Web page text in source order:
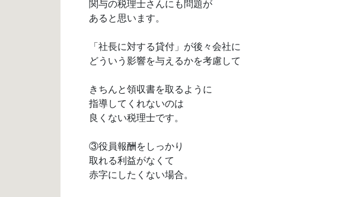
関与の税理士さんにも問題が
あると思います。
「社長に対する貸付」が後々会社に
どういう影響を与えるかを考慮して
きちんと領収書を取るように
指導してくれないのは
良くない税理士です。
③役員報酬をしっかり
取れる利益がなくて
赤字にしたくない場合。